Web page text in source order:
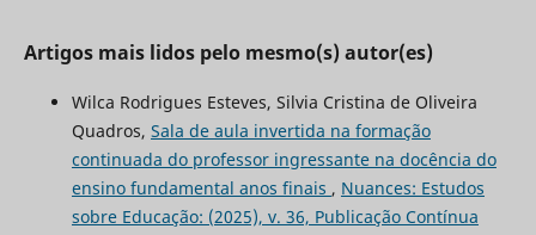
Artigos mais lidos pelo mesmo(s) autor(es)
Wilca Rodrigues Esteves, Silvia Cristina de Oliveira
Quadros, Sala de aula invertida na formação
continuada do professor ingressante na docência do
ensino fundamental anos finais , Nuances: Estudos
sobre Educação: (2025), v. 36, Publicação Contínua